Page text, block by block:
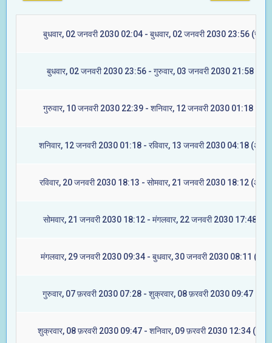
बुधवार, 02 जनवरी 2030 02:04 - बुधवार, 02 जनवरी 2030 23:56
बुधवार, 02 जनवरी 2030 23:56 - गुरुवार, 03 जनवरी 2030 21:58 (मूल)
गुरुवार, 10 जनवरी 2030 22:39 - शनिवार, 12 जनवरी 2030 01:18
शनिवार, 12 जनवरी 2030 01:18 - रविवार, 13 जनवरी 2030 04:18
रविवार, 20 जनवरी 2030 18:13 - सोमवार, 21 जनवरी 2030 18:12
सोमवार, 21 जनवरी 2030 18:12 - मंगलवार, 22 जनवरी 2030 17:48
मंगलवार, 29 जनवरी 2030 09:34 - बुधवार, 30 जनवरी 2030 08:11
गुरुवार, 07 फ़रवरी 2030 07:28 - शुक्रवार, 08 फ़रवरी 2030 09:47
शुक्रवार, 08 फ़रवरी 2030 09:47 - शनिवार, 09 फ़रवरी 2030 12:34